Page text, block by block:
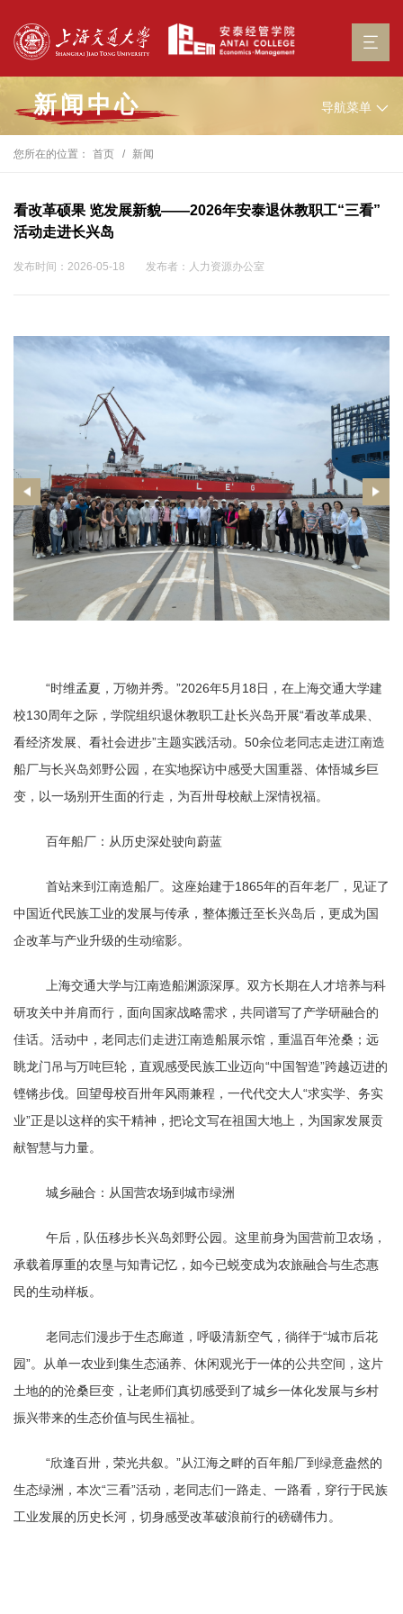
新闻中心 导航菜单
您所在的位置： 首页 新闻
看改革硕果 览发展新貌——2026年安泰退休教职工“三看”
活动走进长兴岛
发布时间：2026-05-18 发布者：人力资源办公室
“时维孟夏，万物并秀。”2026年5月18日，在上海交通大学建
校130周年之际，学院组织退休教职工赴长兴岛开展“看改革成果、
看经济发展、看社会进步”主题实践活动。50余位老同志走进江南造
船厂与长兴岛郊野公园，在实地探访中感受大国重器、体悟城乡巨
变，以一场别开生面的行走，为百卅母校献上深情祝福。
百年船厂：从历史深处驶向蔚蓝
首站来到江南造船厂。这座始建于1865年的百年老厂，见证了
中国近代民族工业的发展与传承，整体搬迁至长兴岛后，更成为国
企改革与产业升级的生动缩影。
上海交通大学与江南造船渊源深厚。双方长期在人才培养与科
研攻关中并肩而行，面向国家战略需求，共同谱写了产学研融合的
佳话。活动中，老同志们走进江南造船展示馆，重温百年沧桑；远
眺龙门吊与万吨巨轮，直观感受民族工业迈向“中国智造”跨越迈进的
铿锵步伐。回望母校百卅年风雨兼程，一代代交大人“求实学、务实
业”正是以这样的实干精神，把论文写在祖国大地上，为国家发展贡
献智慧与力量。
城乡融合：从国营农场到城市绿洲
午后，队伍移步长兴岛郊野公园。这里前身为国营前卫农场，
承载着厚重的农垦与知青记忆，如今已蜕变成为农旅融合与生态惠
民的生动样板。
老同志们漫步于生态廊道，呼吸清新空气，徜徉于“城市后花
园”。从单一农业到集生态涵养、休闲观光于一体的公共空间，这片
土地的的沧桑巨变，让老师们真切感受到了城乡一体化发展与乡村
振兴带来的生态价值与民生福祉。
“欣逢百卅，荣光共叙。”从江海之畔的百年船厂到绿意盎然的
生态绿洲，本次“三看”活动，老同志们一路走、一路看，穿行于民族
工业发展的历史长河，切身感受改革破浪前行的磅礴伟力。